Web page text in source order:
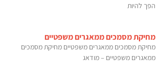
הפך להיות
מחיקת מסמכים ממאגרים משפטיים
מחיקת מסמכים ממאגרים משפטיים מחיקת מסמכים
ממאגרים משפטיים – מודאג